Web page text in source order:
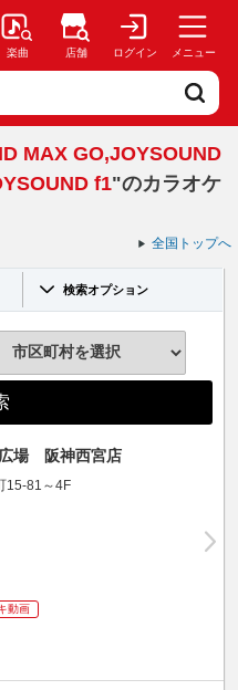
楽曲 店舗 ログイン メニュー
MAX GO,JOYSOUND
f1"のカラオケ
全国トップへ
検索オプション
場 阪神西宮店
15-81～4F
動画